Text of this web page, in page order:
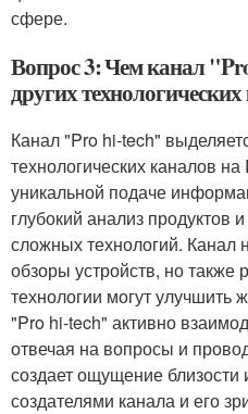
сфере.
Вопрос 3: Чем канал
других
Канал "Pro hi-tech"
технологических каналов
уникальной подаче
глубокий анализ продуктов
сложных технологий. Канал
обзоры устройств, но также
технологии могут улучшить
"Pro hi-tech" активно
отвечая на вопросы и
создает ощущение
создателями канала и его